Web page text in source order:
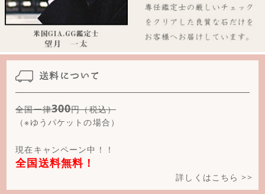
スモーキークォーツ(フロスト)
スーパーセブン
タイガーアイ(イエロー)
タイガーアイ(グリーン)
タイガーアイ(ピンク)
タイガーアイ(ブルー)
送料について
全国一律300円（税込）
（※ゆうパケットの場合）
現在キャンペーン中！！
全国送料無料！
詳しくはこちら >>